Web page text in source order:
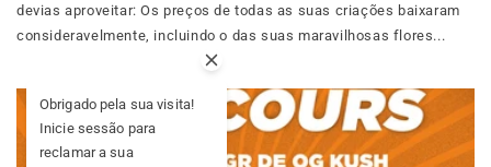
devias aproveitar: Os preços de todas as suas criações baixaram
consideravelmente, incluindo o das suas maravilhosas flores...
Obrigado pela sua visita!
Inicie sessão para
reclamar a sua